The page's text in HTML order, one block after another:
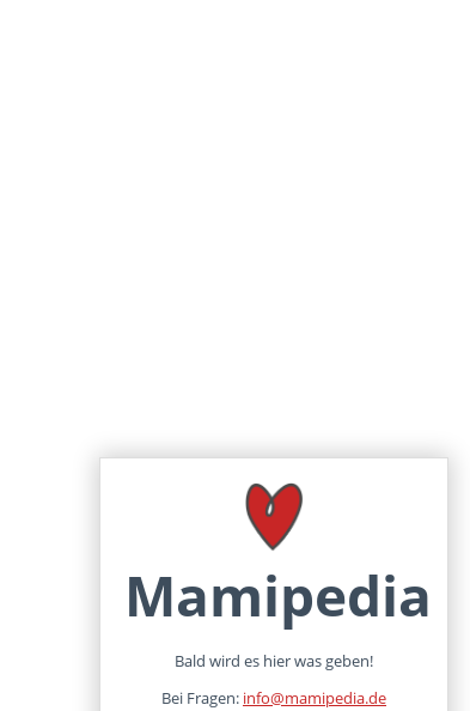
Mamipedia
Bald wird es hier was geben!
Bei Fragen: info@mamipedia.de